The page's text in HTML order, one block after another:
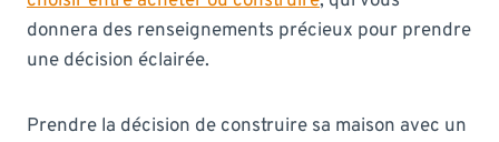
donnera des renseignements précieux pour prendre
une décision éclairée.
Prendre la décision de construire sa maison avec un